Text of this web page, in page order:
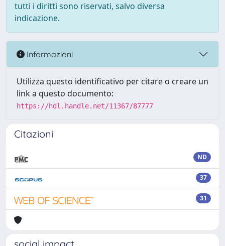
tutti i diritti sono riservati, salvo diversa
indicazione.
Informazioni
Utilizza questo identificativo per citare o creare un
link a questo documento:
https://hdl.handle.net/11367/87777
Citazioni
ND
37
31